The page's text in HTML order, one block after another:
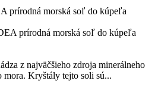
prírodná morská soľ do kúpeľa
z najväčšieho zdroja minerálneho
mora. Kryštály tejto soli sú...